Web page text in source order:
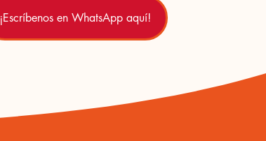
¡Escríbenos en WhatsApp aquí!